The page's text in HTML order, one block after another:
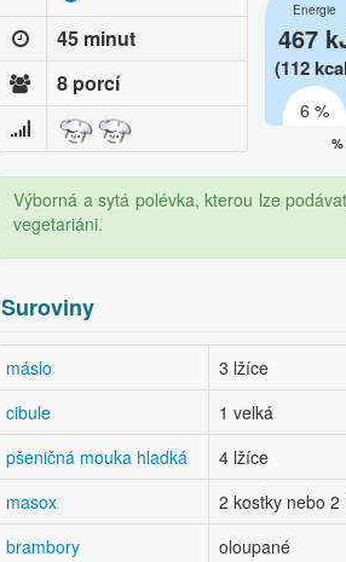
45 minut
8 porcí
Energie
467
(112
6 %
Výborná a sytá polévka, kterou lze
vegetariáni.
Suroviny
máslo 3 lžíce
cibule
1 velká
pšeničná mouka hladká
4 lžíce
masox
2 kostky nebo 2
brambory
oloupané